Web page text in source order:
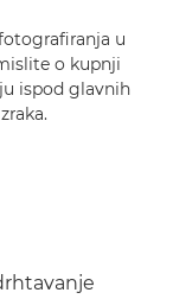
u
o kupnji
ispod glavnih